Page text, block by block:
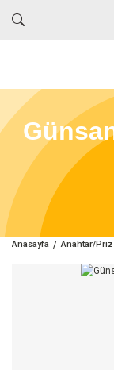
Anasayfa Anahtar/Priz